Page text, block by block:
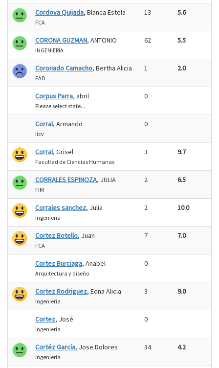
Cordova Quijada, Blanca Estela
FCA
13 5.6
CORONA GUZMAN, ANTONIO
INGENIERIA
62 5.5
Coronado Camacho, Bertha Alicia
FAD
1 2.0
Corpus Parra, abril
Please select state...
0
Corral, Armando
Iicv
0
Corral, Grisel
Facultad de Ciencias Humanas
3 9.7
CORRALES ESPINOZA, JULIA
FIM
2 6.5
Corrales sanchez, Julia
Ingenieria
2 10.0
Cortez Botello, Juan
FCA
7 7.0
Cortez Burciaga, Anabel
Arquitectura y diseño
0
Cortez Rodriguez, Edna Alicia
Ingenieria
3 9.0
Cortez, José
Ingeniería
0
Cortéz García, Jose Dolores
Ingenieria
34 4.2